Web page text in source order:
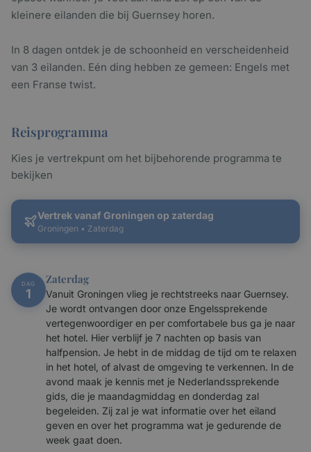
kleinere eilanden die bij Guernsey horen.
In 8 dagen ontdek je de schoonheid en verscheidenheid
van 3 eilanden. Eén ding hebben ze gemeen: Engels met
een Franse twist.
Reisprogramma
Kies je vertrekpunt om het bijbehorende programma te
bekijken
Vertrek vanaf Groningen op zaterdag
Groningen • Zaterdag
DAG
1
Zaterdag
Vanuit Groningen vlieg je rechtstreeks naar Guernsey.
Je wordt ontvangen door onze Engelssprekende
vertegenwoordiger en per comfortabele bus ga je naar
het hotel. Hier verblijf je 7 nachten op basis van
halfpension. Je hebt in de middag de tijd om te relaxen
in het hotel, of alvast de omgeving te verkennen. In de
avond maak je kennis met je Nederlandssprekende
gids, die je maandagmiddag en donderdag zal
begeleiden. Zij zal je wat informatie over het eiland
geven en over het programma wat je gedurende de
week gaat doen.